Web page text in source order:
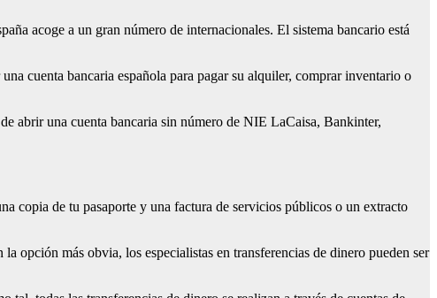
acoge a un gran número de internacionales. El sistema bancario está
cuenta bancaria española para pagar su alquiler, comprar inventario o
abrir una cuenta bancaria sin número de NIE LaCaisa, Bankinter,
copia de tu pasaporte y una factura de servicios públicos o un extracto
opción más obvia, los especialistas en transferencias de dinero pueden ser